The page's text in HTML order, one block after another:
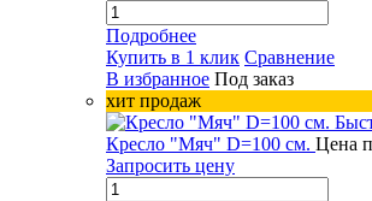
Подробнее
Купить в 1 клик Сравнение
В избранное Под заказ
хит продаж
Кресло "Мяч" D=100 см. Цена
Запросить цену